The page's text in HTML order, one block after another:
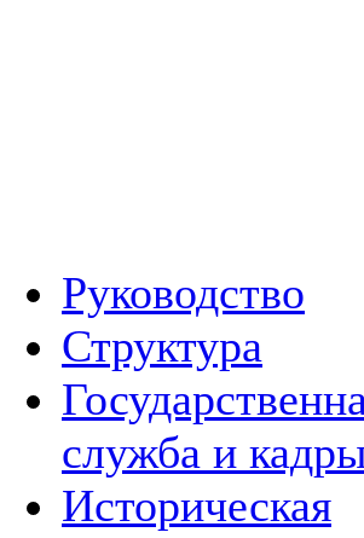
Руководство
Структура
служба и
Историческая